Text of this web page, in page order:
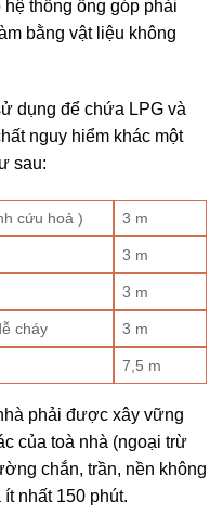
thống ống góp phải
bằng vật liệu không
dụng để chứa LPG và
nguy hiểm khác một
sau:
cứu hoả ) 3 m
3 m
3 m
cháy 3 m
7,5 m
phải được xây vững
của toà nhà (ngoại trừ
chắn, trần, nền không
nhất 150 phút.